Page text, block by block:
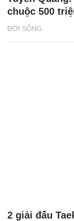
ĐỜI SỐNG
chuộc 500
2 giải đấu